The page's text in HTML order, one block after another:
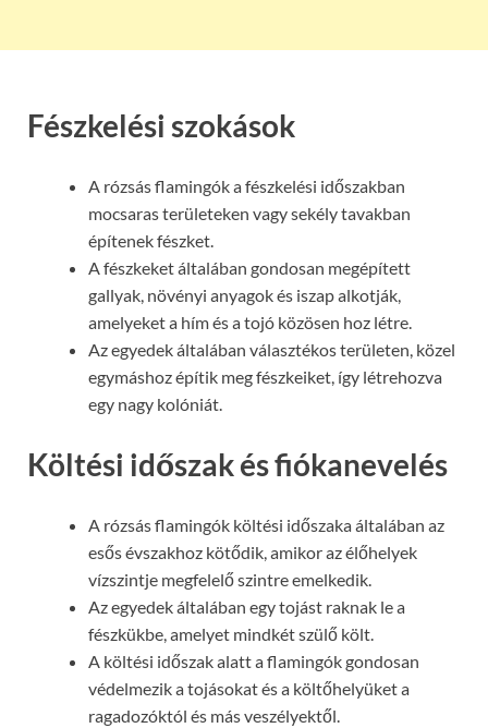
Fészkelési szokások
A rózsás flamingók a fészkelési időszakban
mocsaras területeken vagy sekély tavakban
építenek fészket.
A fészkeket általában gondosan megépített
gallyak, növényi anyagok és iszap alkotják,
amelyeket a hím és a tojó közösen hoz létre.
Az egyedek általában választékos területen, közel
egymáshoz építik meg fészkeiket, így létrehozva
egy nagy kolóniát.
Költési időszak és fiókanevelés
A rózsás flamingók költési időszaka általában az
esős évszakhoz kötődik, amikor az élőhelyek
vízszintje megfelelő szintre emelkedik.
Az egyedek általában egy tojást raknak le a
fészkükbe, amelyet mindkét szülő költ.
A költési időszak alatt a flamingók gondosan
védelmezik a tojásokat és a költőhelyüket a
ragadozóktól és más veszélyektől.